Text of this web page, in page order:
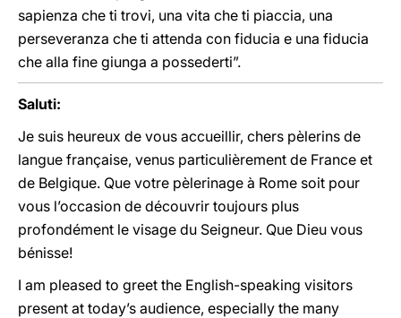
sapienza che ti trovi, una vita che ti piaccia, una
perseveranza che ti attenda con fiducia e una fiducia
che alla fine giunga a possederti”.
Saluti:
Je suis heureux de vous accueillir, chers pèlerins de
langue française, venus particulièrement de France et
de Belgique. Que votre pèlerinage à Rome soit pour
vous l’occasion de découvrir toujours plus
profondément le visage du Seigneur. Que Dieu vous
bénisse!
I am pleased to greet the English-speaking visitors
present at today’s audience, especially the many